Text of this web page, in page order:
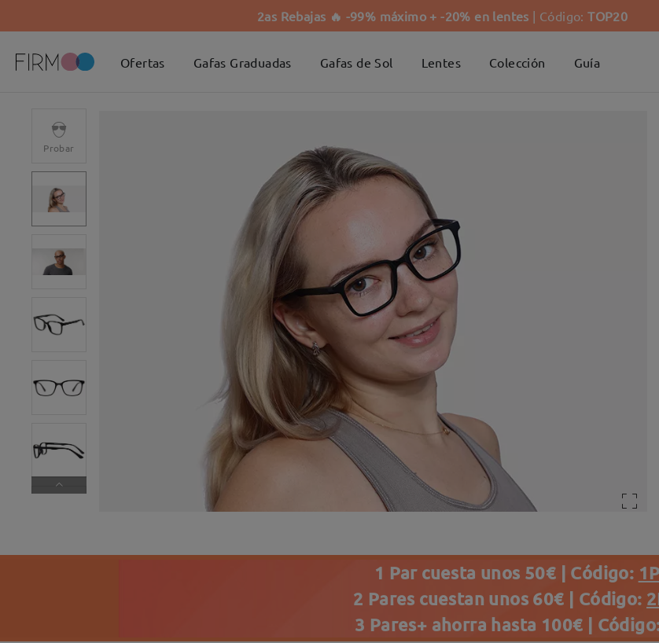
2as Rebajas 🔥 -99% máximo + -20% en lentes | Código:TOP20
Ofertas Gafas Graduadas Gafas de Sol Lentes Colección Guía
Probar
1 Par cuesta unos 50€ | Código:
2 Pares cuestan unos 60€ | Código:
3 Pares+ ahorra hasta 100€ |